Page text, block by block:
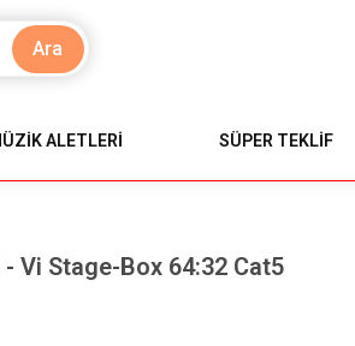
Ara
ALETLERİ SÜPER TEKLİF
Vi Stage-Box 64:32 Cat5